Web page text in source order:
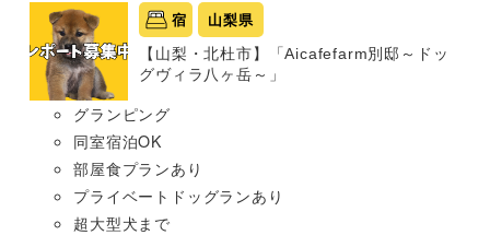
宿 山梨県
【山梨・北杜市】「Aicafefarm別邸～ドッ
グヴィラ八ヶ岳～」
グランピング
同室宿泊OK
部屋食プランあり
プライベートドッグランあり
超大型犬まで